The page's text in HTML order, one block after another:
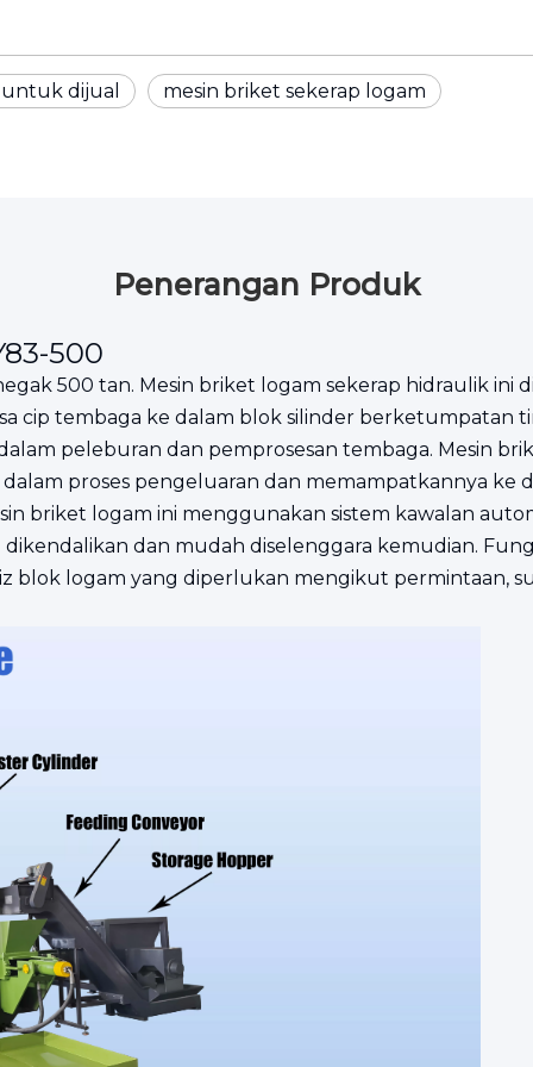
dijual mesin briket sekerap logam
Penerangan Produk
500
500 tan. Mesin briket logam sekerap hidraulik
cip tembaga ke dalam blok silinder berketumpatan
peleburan dan pemprosesan tembaga. Mesin
dalam proses pengeluaran dan memampatkannya
briket logam ini menggunakan sistem kawalan
dan mudah diselenggara kemudian.
blok logam yang diperlukan mengikut permintaan,